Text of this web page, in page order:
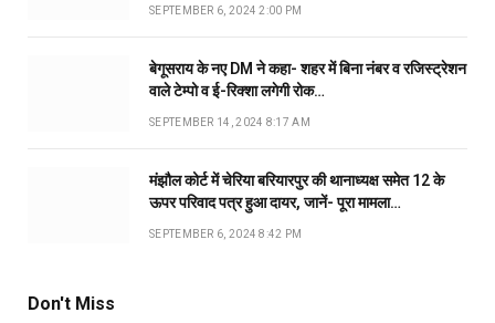
SEPTEMBER 6, 2024 2:00 PM
बेगूसराय के नए DM ने कहा- शहर में बिना नंबर व रजिस्ट्रेशन
वाले टेम्पो व ई-रिक्शा लगेगी रोक…
SEPTEMBER 14, 2024 8:17 AM
मंझौल कोर्ट में चेरिया बरियारपुर की थानाध्यक्ष समेत 12 के
ऊपर परिवाद पत्र हुआ दायर, जानें- पूरा मामला…
SEPTEMBER 6, 2024 8:42 PM
Don't Miss